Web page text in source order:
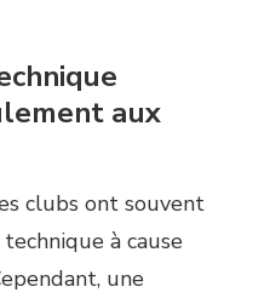
aux
clubs ont souvent
à cause
une